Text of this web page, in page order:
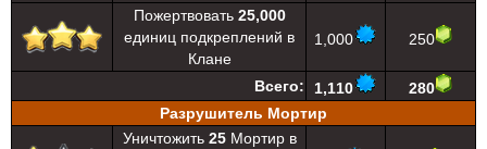
Пожертвовать 25,000
единиц подкреплений в
Клане
1,000 250
Всего: 1,110
280
Разрушитель Мортир
Уничтожить 25Мортир в